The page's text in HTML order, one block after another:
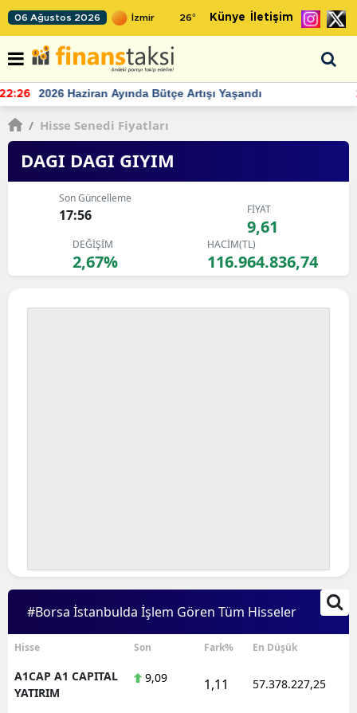
06 Ağustos 2026 26° Künye İletişim
22:24 TCMB'nin rezervlerinde artan momentum devam ediyor
/ Hisse Senedi Fiyatları
DAGI DAGI GIYIM
Son Güncelleme
17:56 FİYAT
9,61
DEĞİŞİM
2,67%
HACİM(TL)
116.964.836,74
#Borsa İstanbulda İşlem Gören Tüm Hisseler
Hisse Son Fark% En Düşük
A1CAP A1 CAPITAL
YATIRIM
9,09 1,11 57.378.227,25